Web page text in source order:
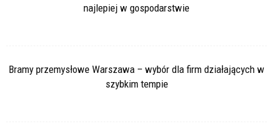
najlepiej w gospodarstwie
Bramy przemysłowe Warszawa – wybór dla firm działających w
szybkim tempie